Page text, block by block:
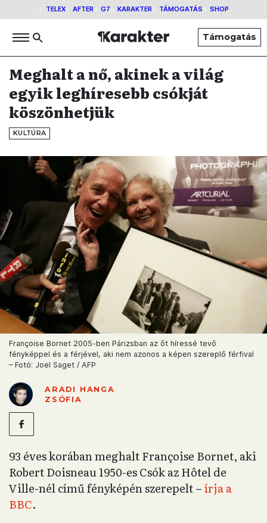
TELEX AFTER G7 KARAKTER TÁMOGATÁS SHOP
Támogatás
Meghalt a nő, akinek a világ
egyik leghíresebb csókját
köszönhetjük
KULTÚRA
Françoise Bornet 2005-ben Párizsban az őt híressé tevő
fényképpel és a férjével, aki nem azonos a képen szereplő férfival
– Fotó: Joel Saget / AFP
ARADI HANGA
ZSÓFIA
93 éves korában meghalt Françoise Bornet, aki
Robert Doisneau 1950-es Csók az Hôtel de
Ville-nél című fényképén szerepelt –írja a
BBC.